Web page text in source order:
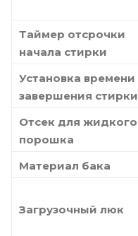
Таймер отсрочки
начала стирки
Установка времени
завершения стирки
Отсек для жидкого
порошка
Материал бака
Загрузочный люк